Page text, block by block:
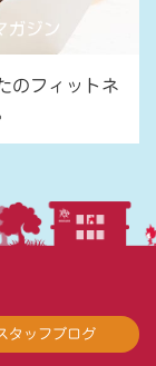
のフィットネ
タッフブログ